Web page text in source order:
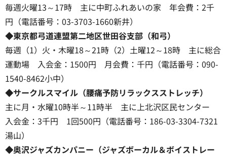
毎週火曜13～17時 主に中町ふれあいの家 年会費：2千
円（電話番号：03-3703-1660新井）
◆東京都弓道連盟第二地区世田谷支部（和弓）
毎週（1）火・木曜18～21時（2）土曜12～18時 主に総合
運動場 入会金：1500円 月会費：千円（電話番号：090-
1540-8462小中）
◆サークルスマイル（腰痛予防リラックスストレッチ）
主に月・水曜10時半～11時半 主に上北沢区民センター
入会金：3千円 1回500円（電話番号：186-03-3304-7321
湯山）
◆奥沢ジャズカンパニー（ジャズボーカル＆ボイストレー